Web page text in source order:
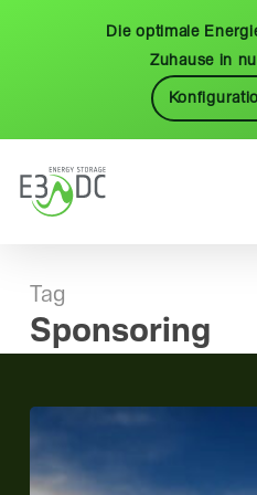
Die optimale
Zuhause in
Tag
Sponsoring
offizieller